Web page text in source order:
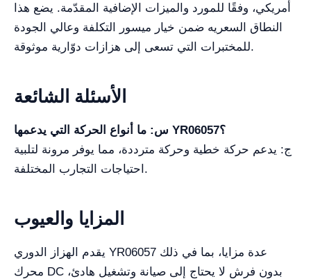
أمريكي، وفقًا للمورد والميزات الإضافية المقدّمة. يضع هذا
النطاق السعريه ضمن خيار ميسور التكلفة وعالي الجودة
للمختبرات التي تسعى إلى هزازات دوّارية موثوقة.
الأسئلة الشائعة
س: ما أنواع الحركة التي يدعمها YR06057؟
ج: يدعم حركة خطية وحركة مترددة، مما يوفر مرونة لتلبية
احتياجات التجارب المختلفة.
المزايا والعيوب
يقدم الهزاز الدوري YR06057 عدة مزايا، بما في ذلك
محرك DC بدون فرش لا يحتاج إلى صيانة وتشغيل هادئ،